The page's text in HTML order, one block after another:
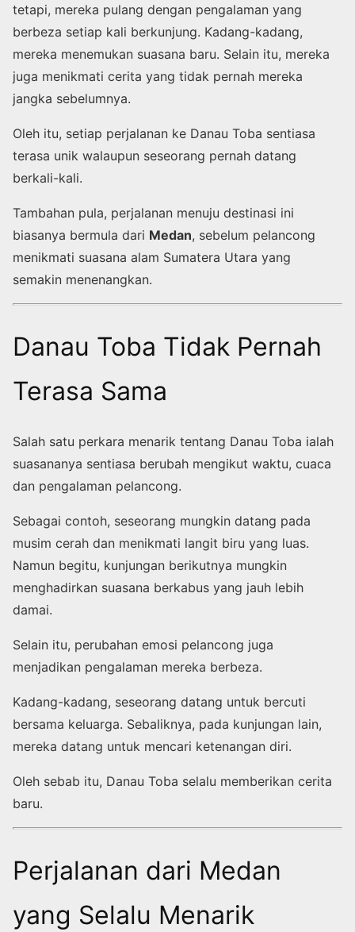
tetapi, mereka pulang dengan pengalaman yang
berbeza setiap kali berkunjung. Kadang-kadang,
mereka menemukan suasana baru. Selain itu, mereka
juga menikmati cerita yang tidak pernah mereka
jangka sebelumnya.
Oleh itu, setiap perjalanan ke Danau Toba sentiasa
terasa unik walaupun seseorang pernah datang
berkali-kali.
Tambahan pula, perjalanan menuju destinasi ini
biasanya bermula dari Medan, sebelum pelancong
menikmati suasana alam Sumatera Utara yang
semakin menenangkan.
Danau Toba Tidak Pernah
Terasa Sama
Salah satu perkara menarik tentang Danau Toba ialah
suasananya sentiasa berubah mengikut waktu, cuaca
dan pengalaman pelancong.
Sebagai contoh, seseorang mungkin datang pada
musim cerah dan menikmati langit biru yang luas.
Namun begitu, kunjungan berikutnya mungkin
menghadirkan suasana berkabus yang jauh lebih
damai.
Selain itu, perubahan emosi pelancong juga
menjadikan pengalaman mereka berbeza.
Kadang-kadang, seseorang datang untuk bercuti
bersama keluarga. Sebaliknya, pada kunjungan lain,
mereka datang untuk mencari ketenangan diri.
Oleh sebab itu, Danau Toba selalu memberikan cerita
baru.
Perjalanan dari Medan
yang Selalu Menarik